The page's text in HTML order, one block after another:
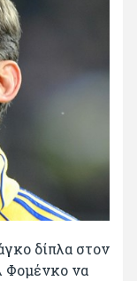
δίπλα στον
Φομένκο να